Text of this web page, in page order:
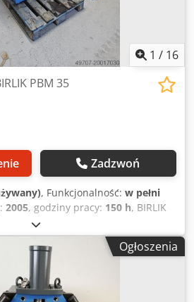
1 / 16
PBM 35
Zadzwoń
, Funkcjonalność: w pełni
2005, godziny pracy: 150 h, BIRLIK
giętarka do rur w bardzo
Producent: BIRLIK Makina, Typ:
N Rhjlsrf Rok produkcji: 2007
Średnica rolki: 155 mm Średnica
robocza: 4,5 m/min Moc
3-fazowe 380 V, 50 Hz, 3,8 A
Ogłoszenia